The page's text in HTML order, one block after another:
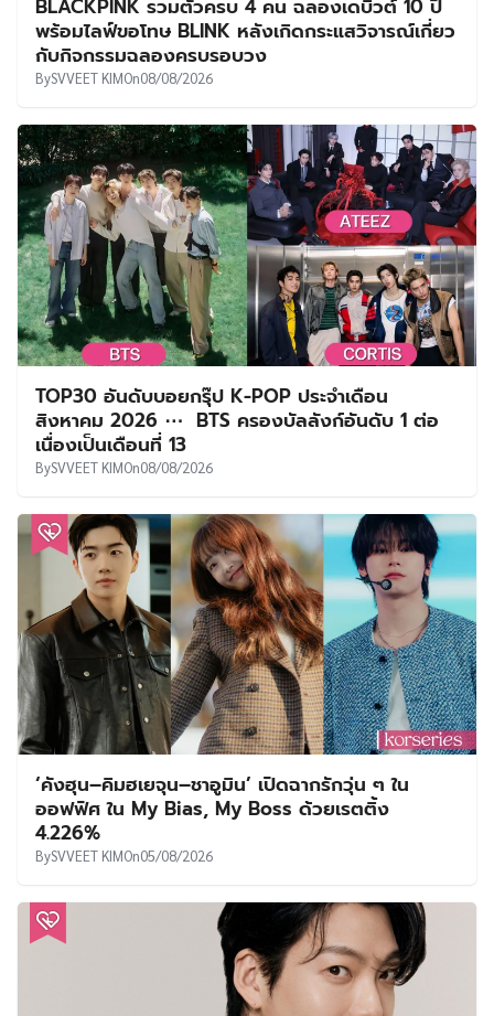
BLACKPINK รวมตัวครบ 4 คน ฉลองเดบิวต์ 10 ปี
พร้อมไลฟ์ขอโทษ BLINK หลังเกิดกระแสวิจารณ์เกี่ยว
กับกิจกรรมฉลองครบรอบวง
BySVVEET KIMOn08/08/2026
TOP30 อันดับบอยกรุ๊ป K-POP ประจำเดือน
สิงหาคม 2026 ⋯ BTS ครองบัลลังก์อันดับ 1 ต่อ
เนื่องเป็นเดือนที่ 13
BySVVEET KIMOn08/08/2026
‘คังฮุน–คิมฮเยจุน–ชาอูมิน’ เปิดฉากรักวุ่น ๆ ใน
ออฟฟิศ ใน My Bias, My Boss ด้วยเรตติ้ง
4.226%
BySVVEET KIMOn05/08/2026